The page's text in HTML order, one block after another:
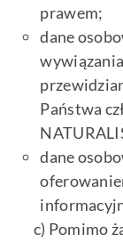
prawem;
dane
Państwa
dane
c) Pomimo